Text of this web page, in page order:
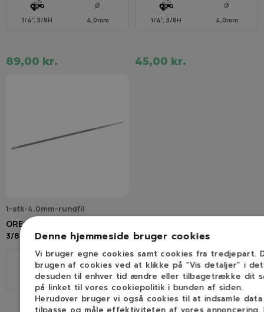
1/4", 3/8H
Ø
4,0mm
89,00 kr.
1/4", 3/8H
Ø
4,0mm
45,00 kr.
1-stk-4.0mm-rundfil
OREGON Rundfil (4,0 mm
3/8H" & 1/4")
1/4", 3/8H
Ø
4,0mm
Denne hjemmeside bruger cookies
Vi bruger egne cookies samt cookies fra tredjepart.
brugen af cookies ved at klikke på ”Vis detaljer” i
desuden til enhver tid ændre eller tilbagetrække dit
på linket til vores cookiepolitik i bunden af siden.
Herudover bruger vi også cookies til at indsamle
tilpasse og måle effektiviteten af vores annoncering.